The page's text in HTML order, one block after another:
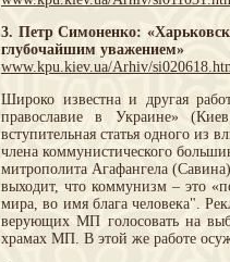
3. Петр Симоненко:
глубочайшим уважением»
www.kpu.kiev.ua/Arhiv/
Широко известна и другая
православие в Украине»
вступительная статья одного
члена коммунистического
митрополита Агафангела
выходит, что коммунизм – это
мира, во имя блага человека".
верующих МП голосовать на
храмах МП. В этой же работе